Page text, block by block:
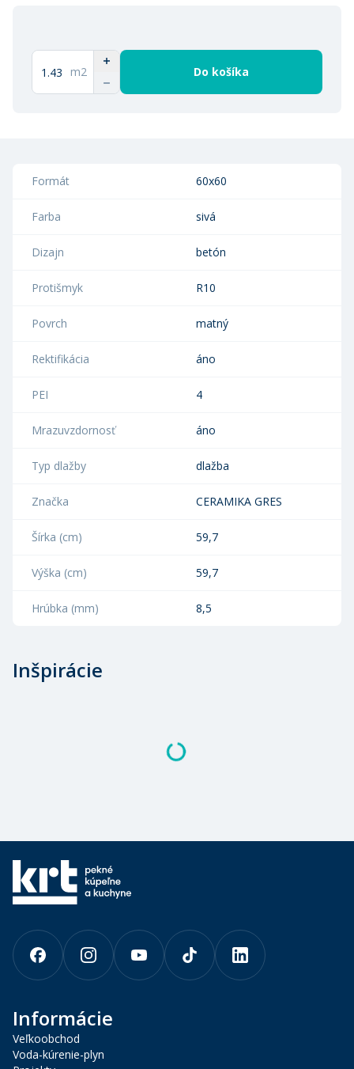
m2 Do košíka
Formát 60x60
Farba sivá
Dizajn betón
Protišmyk R10
Povrch matný
Rektifikácia áno
PEI 4
Mrazuvzdornosť áno
Typ dlažby dlažba
Značka CERAMIKA GRES
Šírka (cm) 59,7
Výška (cm) 59,7
Hrúbka (mm) 8,5
Inšpirácie
Informácie
Veľkoobchod
Voda-kúrenie-plyn